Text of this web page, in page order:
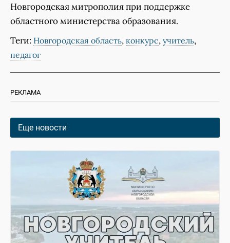
Новгородская митрополия при поддержке
областного министерства образования.
Теги: Новгородская область, конкурс, учитель,
педагог
РЕКЛАМА
Еще новости